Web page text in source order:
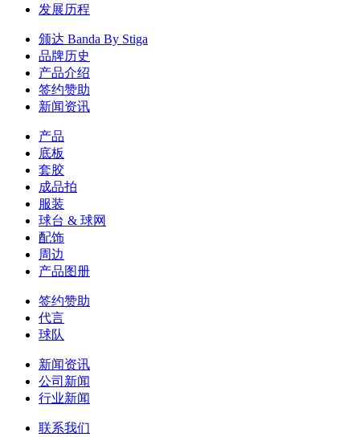
发展历程
颁达 Banda By Stiga
品牌历史
产品介绍
签约赞助
新闻资讯
产品
底板
套胶
成品拍
服装
球台 & 球网
配饰
周边
产品图册
签约赞助
代言
球队
新闻资讯
公司新闻
行业新闻
联系我们